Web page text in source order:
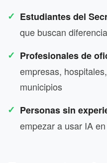
Estudiantes del
que buscan
Profesionales de
empresas,
municipios
Personas sin
empezar a usar IA